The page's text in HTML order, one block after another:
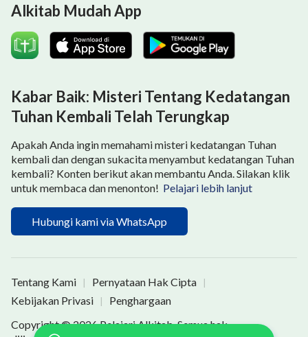
Alkitab Mudah App
Kabar Baik: Misteri Tentang Kedatangan
Tuhan Kembali Telah Terungkap
Apakah Anda ingin memahami misteri kedatangan Tuhan
kembali dan dengan sukacita menyambut kedatangan Tuhan
kembali? Konten berikut akan membantu Anda. Silakan klik
untuk membaca dan menonton! Pelajari lebih lanjut
Hubungi kami via WhatsApp
Tentang Kami | Pernyataan Hak Cipta |
Kebijakan Privasi |
Penghargaan
Copyright © 2026Pelajari Alkitab. Semua hak